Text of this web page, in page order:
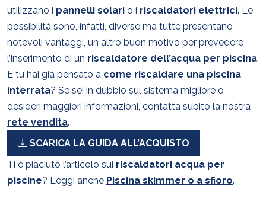
utilizzano i pannelli solari o i riscaldatori elettrici. Le
possibilità sono, infatti, diverse ma tutte presentano
notevoli vantaggi, un altro buon motivo per prevedere
l’inserimento di un riscaldatore dell’acqua per piscina.
E tu hai già pensato a come riscaldare una piscina
interrata? Se sei in dubbio sul sistema migliore o
desideri maggiori informazioni, contatta subito la nostra
rete vendita.
SCARICA LA GUIDA ALL’ACQUISTO
Ti è piaciuto l’articolo sui riscaldatori acqua per
piscine? Leggi anche Piscina skimmer o a sfioro.